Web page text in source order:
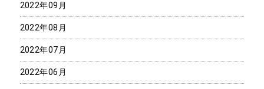
2022年09月
2022年08月
2022年07月
2022年06月